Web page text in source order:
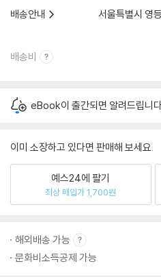
배송안내
서울특별시 영
배송비
eBook이 출간되면 알려드립니
이미 소장하고 있다면 판매해 보세요.
예스24에 팔기
최상 매입가 1,700원
해외배송 가능
문화비소득공제 가능